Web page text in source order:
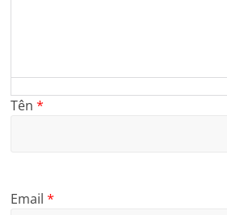
Tên*
Email*